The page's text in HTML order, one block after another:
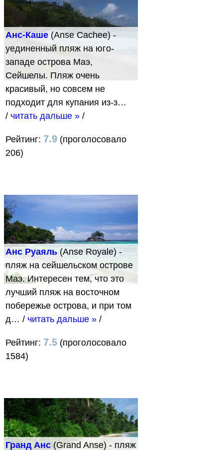
Анс-Каше (Anse Cachee) -
уединенный пляж на юго-
западе острова Маэ,
Сейшелы. Пляж очень
красивый, но совсем не
подходит для купания из-з…
/ читать дальше » /
Рейтинг: 7.9 (проголосовало
206)
Анс Руаяль (Anse Royale) -
пляж на сейшельском острове
Маэ. Интересен тем, что это
лучший пляж на восточном
побережье острова, и при том
д… / читать дальше » /
Рейтинг: 7.5 (проголосовало
1584)
Гранд Анс (Grand Anse) - пляж